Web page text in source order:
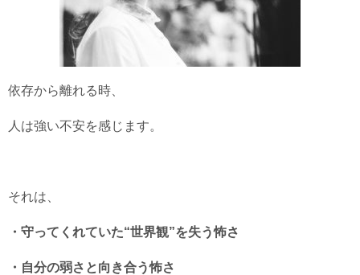
依存から離れる時、
人は強い不安を感じます。
それは、
・守ってくれていた“世界観”を失う怖さ
・自分の弱さと向き合う怖さ